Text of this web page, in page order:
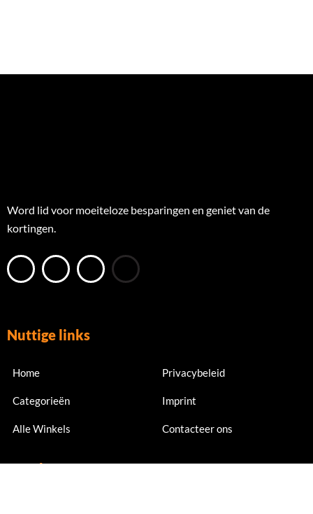
Word lid voor moeiteloze besparingen en geniet van de
kortingen.
Nuttige links
Home
Categorieën
Alle Winkels
Privacybeleid
Imprint
Contacteer ons
Nu abonneren